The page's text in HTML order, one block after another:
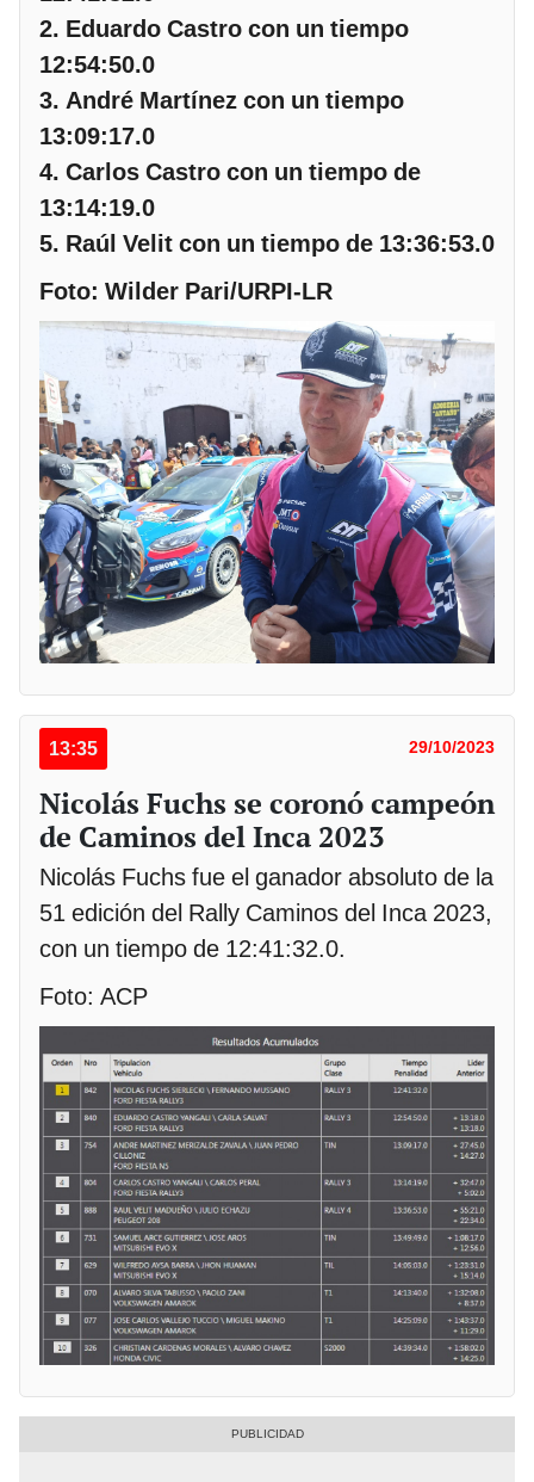
2. Eduardo Castro con un tiempo
12:54:50.0
3. André Martínez con un tiempo
13:09:17.0
4. Carlos Castro con un tiempo de
13:14:19.0
5. Raúl Velit con un tiempo de 13:36:53.0
Foto: Wilder Pari/URPI-LR
13:35 29/10/2023
Nicolás Fuchs se coronó campeón
de Caminos del Inca 2023
Nicolás Fuchs fue el ganador absoluto de la
51 edición del Rally Caminos del Inca 2023,
con un tiempo de 12:41:32.0.
Foto: ACP